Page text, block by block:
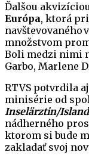
Ďalšou
Európa, ktorá
navštevovaného
množstvom
Boli medzi nimi
Garbo, Marlene
RTVS potvrdila
minisérie od
Inselärztin/
nádherného
ktorom si bude
zakladať svoj